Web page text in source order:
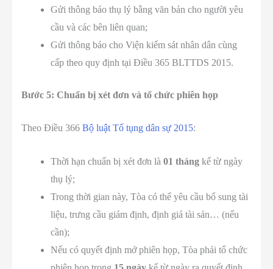
Gửi thông báo thụ lý bằng văn bản cho người yêu
cầu và các bên liên quan;
Gửi thông báo cho Viện kiểm sát nhân dân cùng
cấp theo quy định tại Điều 365 BLTTDS 2015.
Bước 5: Chuẩn bị xét đơn và tổ chức phiên họp
Theo Điều 366 Bộ luật Tố tụng dân sự 2015:
Thời hạn chuẩn bị xét đơn là 01 tháng kể từ ngày
thụ lý;
Trong thời gian này, Tòa có thể yêu cầu bổ sung tài
liệu, trưng cầu giám định, định giá tài sản… (nếu
cần);
Nếu có quyết định mở phiên họp, Tòa phải tổ chức